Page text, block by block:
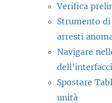
Verifica
Strumento
arresti
Navigare
Spostare
unità